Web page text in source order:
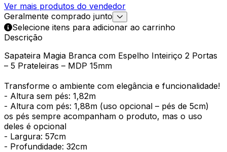
Ver mais produtos do vendedor
Geralmente comprado junto
Selecione itens para adicionar ao carrinho
Descrição
Sapateira Magia Branca com Espelho Inteiriço 2 Portas
– 5 Prateleiras – MDP 15mm
Transforme o ambiente com elegância e funcionalidade!
- Altura sem pés: 1,82m
- Altura com pés: 1,88m (uso opcional – pés de 5cm)
os pés sempre acompanham o produto, mas o uso
deles é opcional
- Largura: 57cm
- Profundidade: 32cm